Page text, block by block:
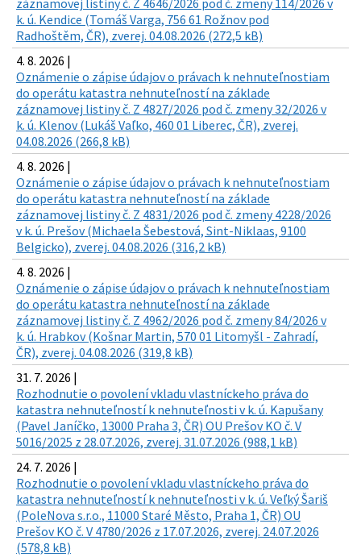
záznamovej listiny č. Z 4646/2026 pod č. zmeny 114/2026 v
k. ú. Kendice (Tomáš Varga, 756 61 Rožnov pod
Radhoštěm, ČR), zverej. 04.08.2026 (272,5 kB)
4. 8. 2026 |
Oznámenie o zápise údajov o právach k nehnuteľnostiam
do operátu katastra nehnuteľností na základe
záznamovej listiny č. Z 4827/2026 pod č. zmeny 32/2026 v
k. ú. Klenov (Lukáš Vaľko, 460 01 Liberec, ČR), zverej.
04.08.2026 (266,8 kB)
4. 8. 2026 |
Oznámenie o zápise údajov o právach k nehnuteľnostiam
do operátu katastra nehnuteľností na základe
záznamovej listiny č. Z 4831/2026 pod č. zmeny 4228/2026
v k. ú. Prešov (Michaela Šebestová, Sint-Niklaas, 9100
Belgicko), zverej. 04.08.2026 (316,2 kB)
4. 8. 2026 |
Oznámenie o zápise údajov o právach k nehnuteľnostiam
do operátu katastra nehnuteľností na základe
záznamovej listiny č. Z 4962/2026 pod č. zmeny 84/2026 v
k. ú. Hrabkov (Košnar Martin, 570 01 Litomyšl - Zahradí,
ČR), zverej. 04.08.2026 (319,8 kB)
31. 7. 2026 |
Rozhodnutie o povolení vkladu vlastníckeho práva do
katastra nehnuteľností k nehnuteľnosti v k. ú. Kapušany
(Pavel Janíčko, 13000 Praha 3, ČR) OU Prešov KO č. V
5016/2025 z 28.07.2026, zverej. 31.07.2026 (988,1 kB)
24. 7. 2026 |
Rozhodnutie o povolení vkladu vlastníckeho práva do
katastra nehnuteľností k nehnuteľnosti v k. ú. Veľký Šariš
(PoleNova s.r.o., 11000 Staré Město, Praha 1, ČR) OU
Prešov KO č. V 4780/2026 z 17.07.2026, zverej. 24.07.2026
(578,8 kB)